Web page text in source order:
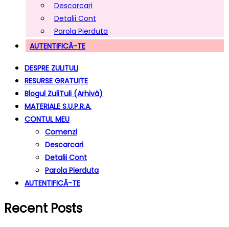
Descarcari
Detalii Cont
Parola Pierduta
AUTENTIFICĂ-TE
DESPRE ZULITULI
RESURSE GRATUITE
Blogul ZuliTuli (arhivă)
MATERIALE S.U.P.R.A.
CONTUL MEU
Comenzi
Descarcari
Detalii Cont
Parola Pierduta
AUTENTIFICĂ-TE
Recent Posts